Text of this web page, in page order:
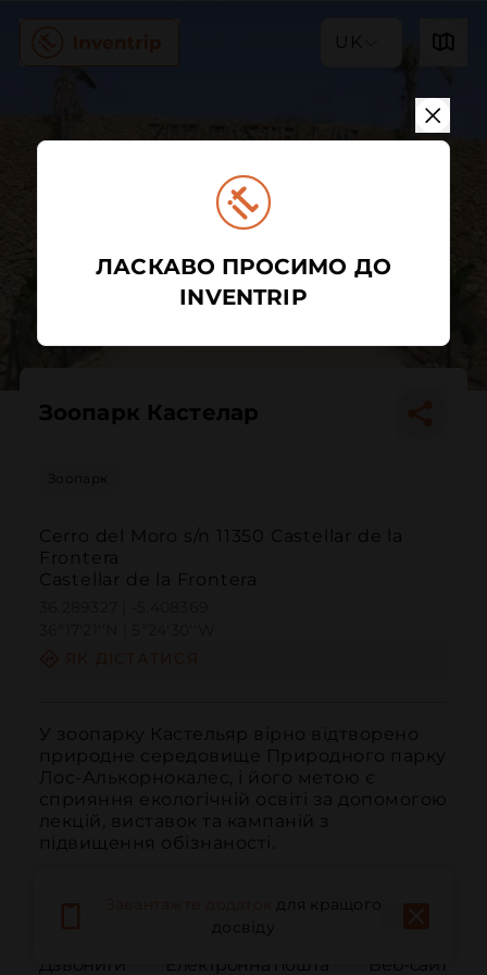
UK
Зоопарк Кастелар
Зоопарк
Cerro del Moro s/n 11350 Castellar de la
Frontera
Castellar de la Frontera
У зоопарку Кастельяр вірно відтворено
природне середовище Природного парку
Лос-Алькорнокалес, і його метою є
сприяння екологічній освіті за допомогою
лекцій, виставок та кампаній з
підвищення обізнаності.
Дзвонити Електронна пошта Веб-сайт
для кращого
досвіду
ЛАСКАВО ПРОСИМО ДО
INVENTRIP